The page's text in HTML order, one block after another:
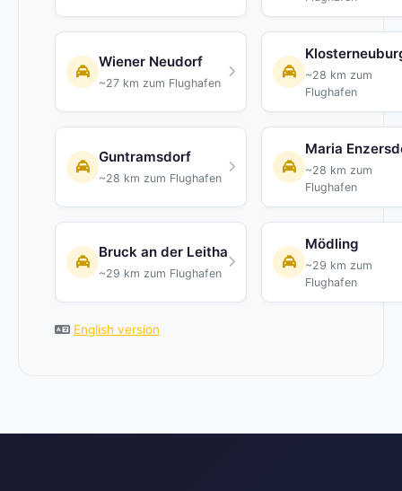
Wiener Neudorf
~27 km zum Flughafen
~28 km zum
Flughafen
Guntramsdorf
~28 km zum Flughafen
Maria
~28 km zum
Flughafen
Bruck an der Leitha
~29 km zum Flughafen
Mödling
~29 km zum
Flughafen
English version